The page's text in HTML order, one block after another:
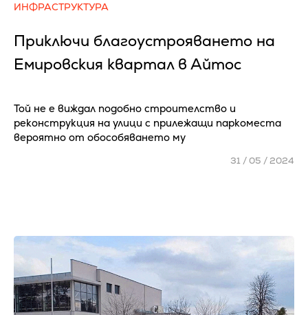
ИНФРАСТРУКТУРА
Приключи благоустрояването на
Емировския квартал в Айтос
Той не е виждал подобно строителство и
реконструкция на улици с прилежащи паркоместа
вероятно от обособяването му
31 / 05 / 2024